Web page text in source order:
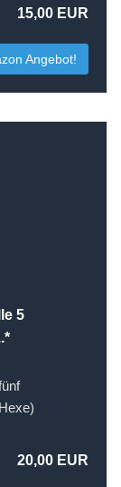
15,00 EUR
Angebot!
5
20,00 EUR